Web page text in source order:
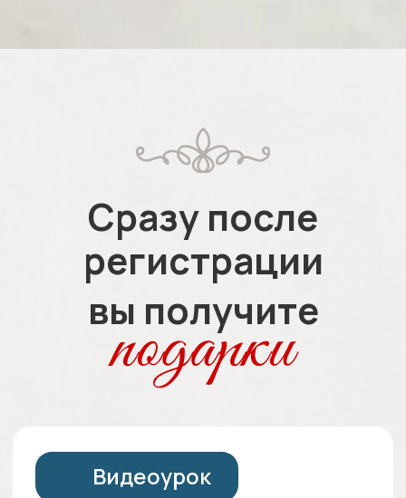
начинается любой сильный
без «дрожащего штриха»
Даже если вы только
и уверенно с первого раза
«Двойная техника:
Видеоурок